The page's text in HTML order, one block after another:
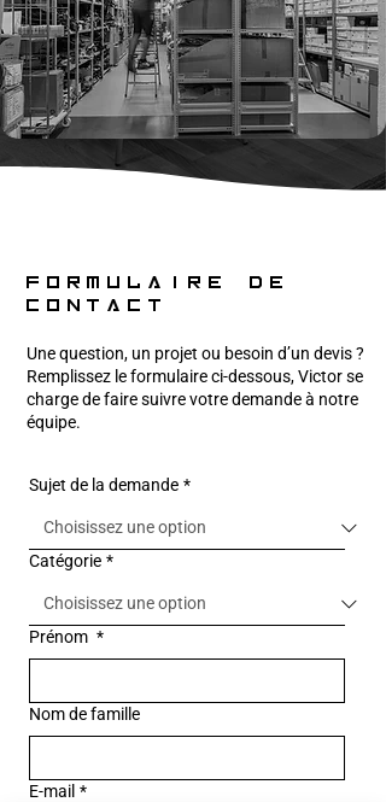
Formulaire de
contact
Une question, un projet ou besoin d’un devis ?
Remplissez le formulaire ci-dessous, Victor se
charge de faire suivre votre demande à notre
équipe.
Sujet de la demande *
Catégorie *
Prénom *
Nom de famille
E-mail *